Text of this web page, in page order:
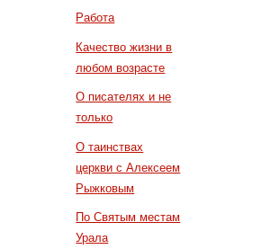
Работа
Качество жизни в
любом возрасте
О писателях и не
только
О таинствах
церкви с Алексеем
Рыжковым
По Святым местам
Урала